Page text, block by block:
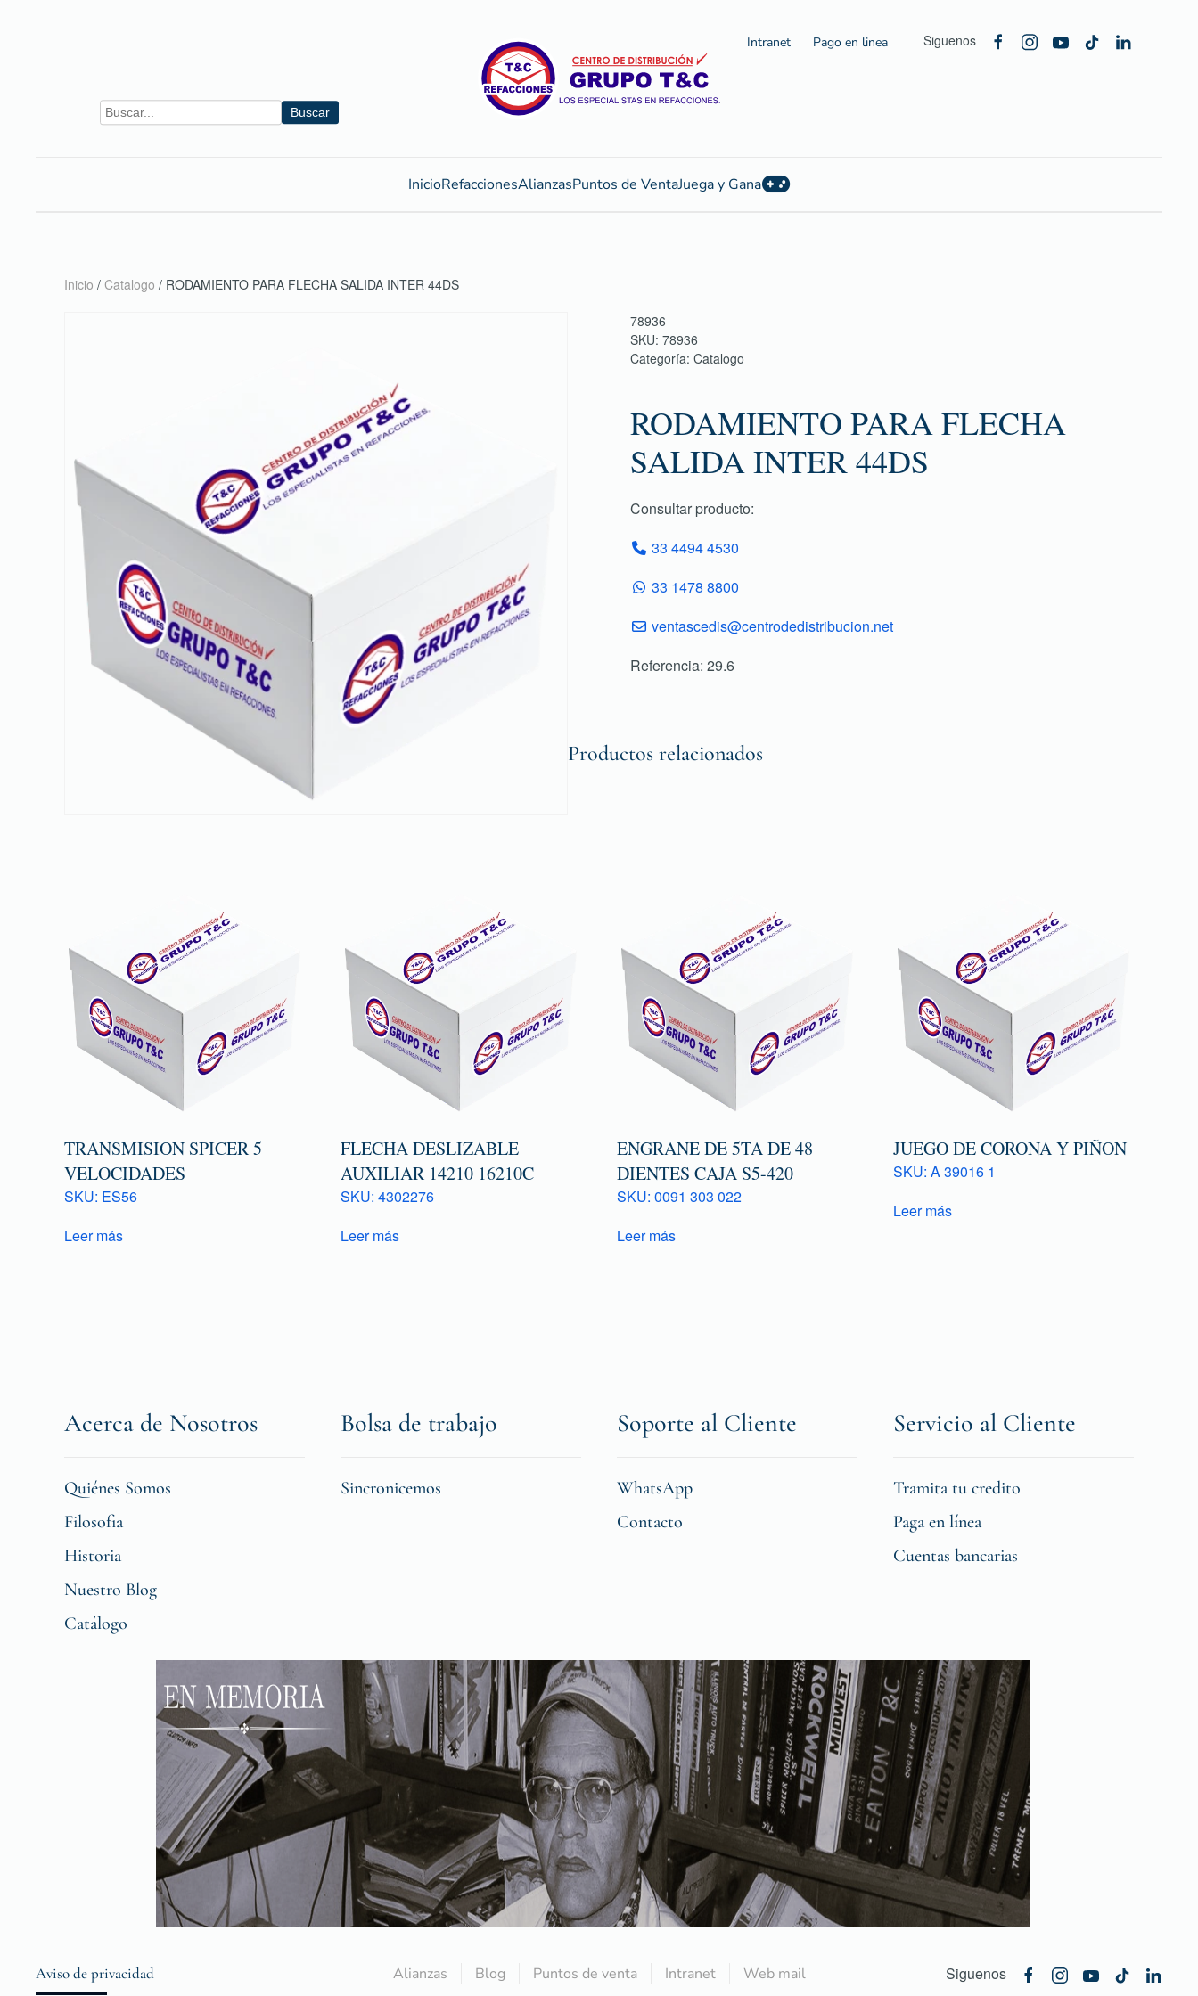
Buscar
Intranet Pago en linea Siguenos
InicioRefaccionesAlianzasPuntos de VentaJuega y Gana
Inicio / Catalogo / RODAMIENTO PARA FLECHA SALIDA INTER 44DS
78936
SKU: 78936
Categoría: Catalogo
RODAMIENTO PARA FLECHA
SALIDA INTER 44DS
Consultar producto:
33 4494 4530
33 1478 8800
ventascedis@centrodedistribucion.net
Referencia: 29.6
Productos relacionados
TRANSMISION SPICER 5
VELOCIDADES
SKU: ES56
Leer más
FLECHA DESLIZABLE
AUXILIAR 14210 16210C
SKU: 4302276
Leer más
ENGRANE DE 5TA DE 48
DIENTES CAJA S5-420
SKU: 0091 303 022
Leer más
JUEGO DE CORONA Y PIÑON
SKU: A 39016 1
Leer más
Acerca de Nosotros
Quiénes Somos
Filosofia
Historia
Nuestro Blog
Catálogo
Bolsa de trabajo
Sincronicemos
Soporte al Cliente
WhatsApp
Contacto
Servicio al Cliente
Tramita tu credito
Paga en línea
Cuentas bancarias
Aviso de privacidad Alianzas Blog Puntos de venta Intranet Web mail Siguenos